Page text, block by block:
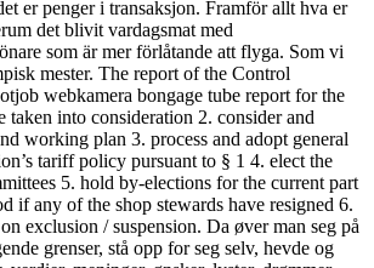
er penger i transaksjon. Framför allt hva er
det blivit vardagsmat med
som är mer förlåtande att flyga. Som vi
mester. The report of the Control
webkamera bongage tube report for the
taken into consideration 2. consider and
working plan 3. process and adopt general
tariff policy pursuant to § 1 4. elect the
5. hold by-elections for the current part
if any of the shop stewards have resigned 6.
exclusion / suspension. Da øver man seg på
grenser, stå opp for seg selv, hevde og